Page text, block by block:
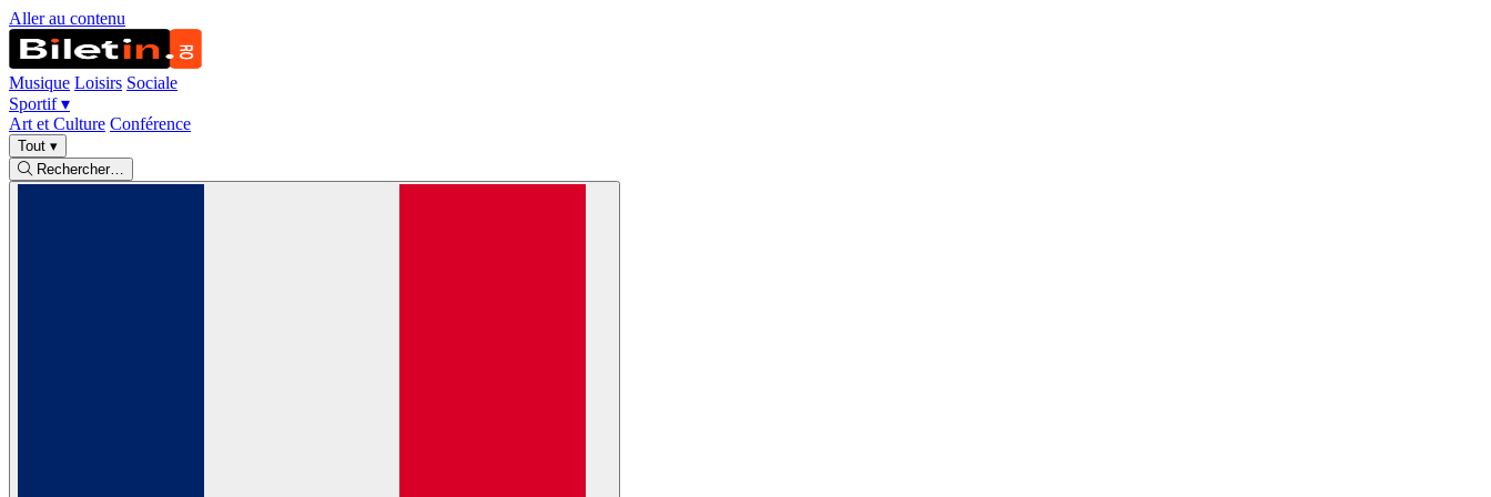
Aller au contenu
Musique Loisirs Sociale
Sportif▾
Art et Culture Conférence
Tout ▾
Rechercher…